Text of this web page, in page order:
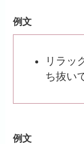
例文
リラッ
ち抜い
例文